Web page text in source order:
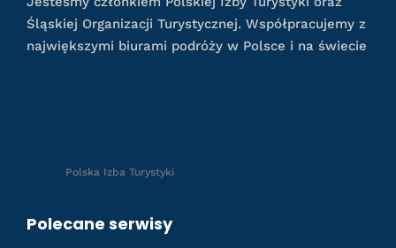
Śląskiej Organizacji Turystycznej. Współpracujemy z
największymi biurami podróży w Polsce i na świecie
Polska Izba Turystyki
Polecane serwisy